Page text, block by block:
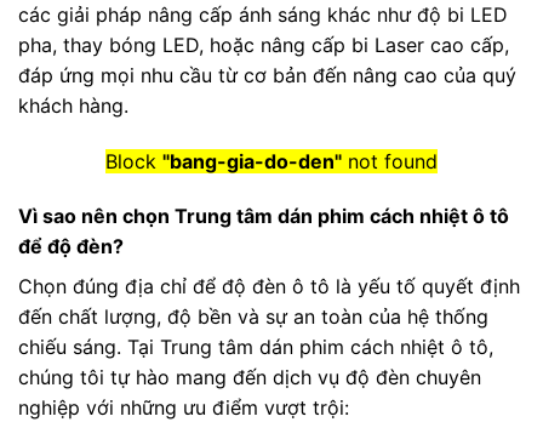
các giải pháp nâng cấp ánh sáng khác như độ bi LED
pha, thay bóng LED, hoặc nâng cấp bi Laser cao cấp,
đáp ứng mọi nhu cầu từ cơ bản đến nâng cao của quý
khách hàng.
Block "bang-gia-do-den" not found
Vì sao nên chọn Trung tâm dán phim cách nhiệt ô tô
để độ đèn?
Chọn đúng địa chỉ để độ đèn ô tô là yếu tố quyết định
đến chất lượng, độ bền và sự an toàn của hệ thống
chiếu sáng. Tại Trung tâm dán phim cách nhiệt ô tô,
chúng tôi tự hào mang đến dịch vụ độ đèn chuyên
nghiệp với những ưu điểm vượt trội: